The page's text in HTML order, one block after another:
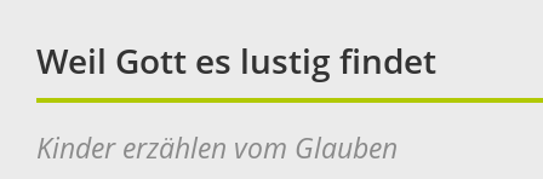
Weil Gott es lustig findet
Kinder erzählen vom Glauben